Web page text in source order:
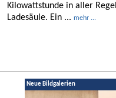
Kilowattstunde in aller
Ladesäule. Ein ... mehr ...
Neue Bildgalerien